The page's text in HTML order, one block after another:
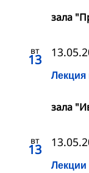
зала
вт
13
зала
вт
13